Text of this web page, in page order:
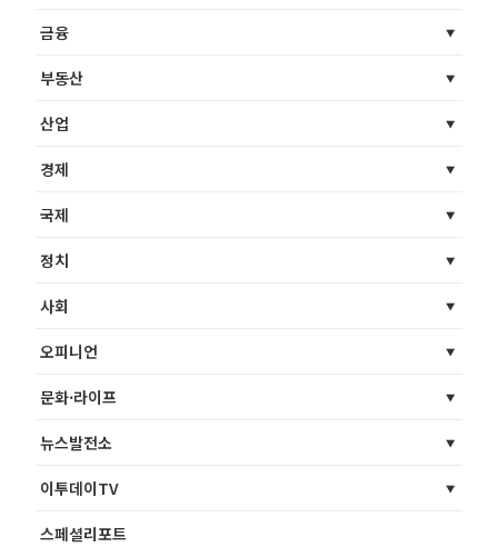
금융
부동산
산업
경제
국제
정치
사회
오피니언
문화·라이프
뉴스발전소
이투데이TV
스페셜리포트